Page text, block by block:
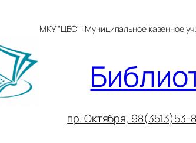
МКУ "ЦБС" | Муниципальное казенное
пр. Октября, 98(3513)53-